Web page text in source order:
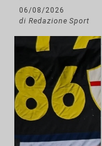
06/08/2026
di Redazione Sport